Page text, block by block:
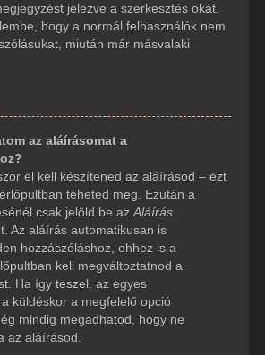
jelezve a szerkesztés okát.
hogy a normál felhasználók nem
miután már másvalaki
az aláírásomat a
el kell készítened az aláírásod – ezt
teheted meg. Ezután a
csak jelöld be az Aláírás
Az aláírás automatikusan is
hozzászóláshoz, ehhez is a
kell megváltoztatnod a
Ha így teszel, az egyes
küldéskor a megfelelő opció
mindig megadhatod, hogy ne
az aláírásod.